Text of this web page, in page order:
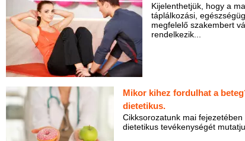
Kijelenthetjük, hogy a
táplálkozási,
megfelelő szakembert
rendelkezik...
Mikor kihez fordulhat a
dietetikus.
Cikksorozatunk mai fejezetében
dietetikus tevékenységét